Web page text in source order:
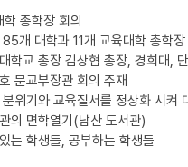
학 총학장 회의
개 대학과 11개 교육대학 총학장
학교 총장 김상협 총장, 경희대,
문교부장관 회의 주재
위기와 교육질서를 정상화 시켜
의 면학열기(남산 도서관)
는 학생들, 공부하는 학생들